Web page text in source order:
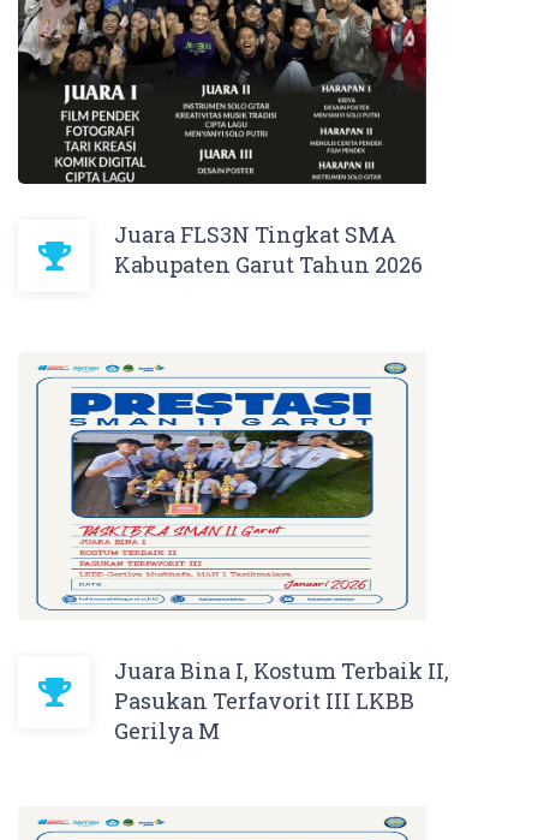
Juara FLS3N Tingkat SMA
Kabupaten Garut Tahun 2026
Juara Bina I, Kostum Terbaik II,
Pasukan Terfavorit III LKBB
Gerilya M